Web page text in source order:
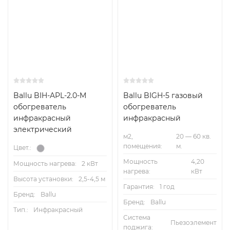
Функции крышки сверху:
излучает инфракрасное и конвективное тепло
может быть использована, как конфорка
предотвращает выбросы открытого пламени
защищает горелку от прямых осадкой
Система безопасности включает защитную термопару
(контролирует горение пламени), датчик
опрокидывания, термостат перегрева.
Ballu BIH-APL-2.0-M
обогреватель
инфракрасный
электрический
Цвет.:
Мощность нагрева:
2 кВт
Высота установки:
2,5-4,5 м
Бренд:
Ballu
Тип.:
Инфракрасный
Ballu BIGH-5 газовый
обогреватель
инфракрасный
м2,
помещения:
20 — 60 кв.
м.
Мощность
нагрева:
4,20
кВт
Гарантия:
1 год
Бренд:
Ballu
Система
поджига:
Пьезоэлемент